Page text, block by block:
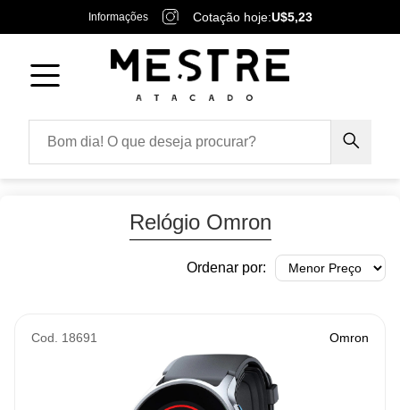
Informações Cotação hoje:U$5,23
Relógio Omron
Ordenar por:
Cod. 18691 Omron